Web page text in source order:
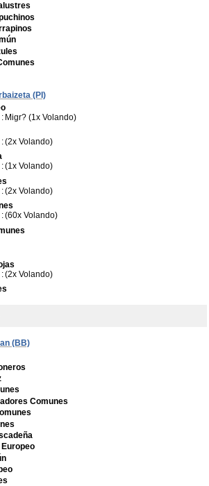
(PI)
Migr? (1x Volando)
(2x Volando)
(1x Volando)
(2x Volando)
(60x Volando)
(2x Volando)
(BB)
Comunes